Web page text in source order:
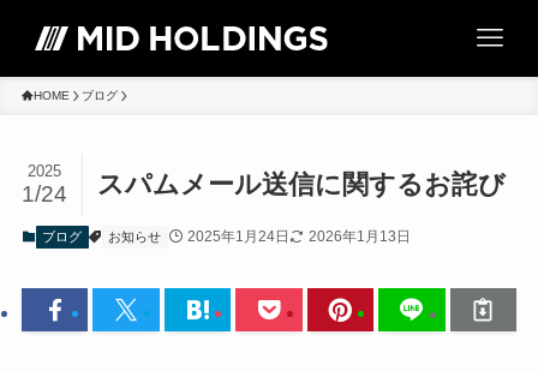
HOME ブログ
スパムメール送信に関するお詫び
2025
1/24
ブログ お知らせ 2025年1月24日 2026年1月13日